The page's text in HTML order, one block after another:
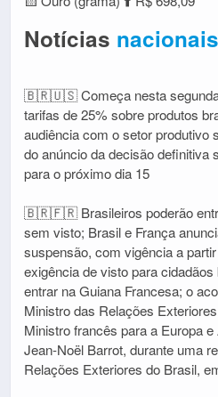
Notícias nacionais
🇧🇷🇺🇸 Começa nesta
tarifas de 25% sobre produtos
audiência com o setor produtivo
do anúncio da decisão definitiva
para o próximo dia 15
🇧🇷🇫🇷 Brasileiros poderão
sem visto; Brasil e França
suspensão, com vigência a
exigência de visto para
entrar na Guiana Francesa; o
Ministro das Relações
Ministro francês para a Europa
Jean-Noël Barrot, durante uma
Relações Exteriores do Brasil,